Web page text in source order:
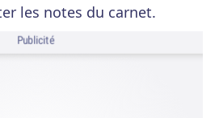
les notes du carnet.
Publicité